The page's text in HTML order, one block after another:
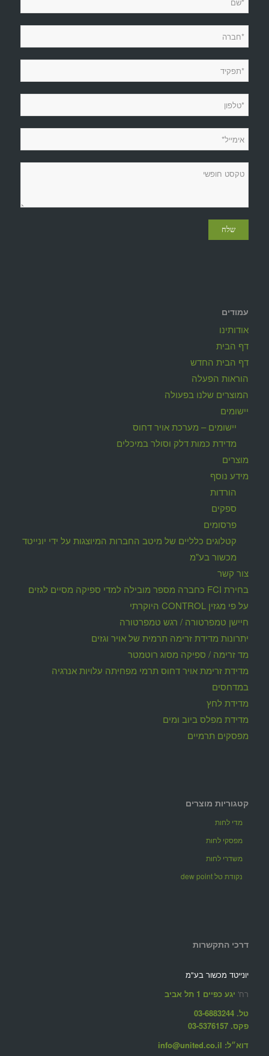
עמודים
אודותינו
דף הבית
דף הבית החדש
הוראות הפעלה
המוצרים שלנו בפעולה
יישומים
יישומים – מערכת אויר דחוס
מדידת כמות דלק וסולר במיכלים
מוצרים
מידע נוסף
הורדות
ספקים
פרסומים
קטלוגים כלליים של מיטב החברות המיוצגות על ידי יונייטד
מכשור בע"מ
צור קשר
בחירת FCI כחברה מספר מובילה למדי ספיקה מסיים לגזים
על פי מגזין CONTROL היוקרתי
חיישן טמפרטורה / רגש טמפרטורה
יתרונות מדידת זרימה תרמית של אויר וגזים
מד זרימה / ספיקה מסוג רוטמטר
מדידת זרימת אויר דחוס תרמי מפחיתה עלויות אנרגיה
במדחסים
מדידת לחץ
מדידת מפלס ביוב ומים
מפסקים תרמיים
קטגוריות מוצרים
מדי לחות
מפסקי לחות
משדרי לחות
נקודת טל dew point
דרכי התקשרות
יונייטד מכשור בע"מ
רח' יגע כפיים 1 תל אביב
טל. 03-6883244
פקס. 03-5376157
דוא״ל: info@united.co.il